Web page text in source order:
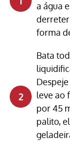
a água
forma
Bata
leve ao
por 45
palito,